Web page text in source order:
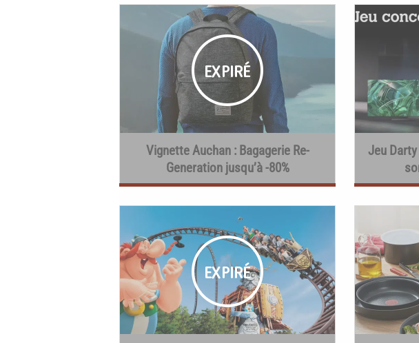
Vignette Auchan : Bagagerie Re-
Generation jusqu’à -80%
Jeu